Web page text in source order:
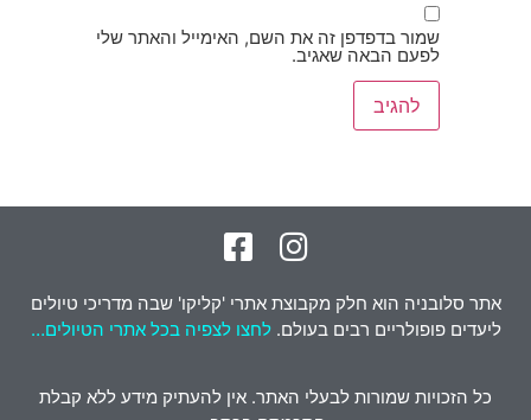
שמור בדפדפן זה את השם, האימייל והאתר שלי
לפעם הבאה שאגיב.
אתר סלובניה הוא חלק מקבוצת אתרי 'קליקו' שבה מדריכי טיולים
ליעדים פופולריים רבים בעולם. לחצו לצפיה בכל אתרי הטיולים…
כל הזכויות שמורות לבעלי האתר. אין להעתיק מידע ללא קבלת